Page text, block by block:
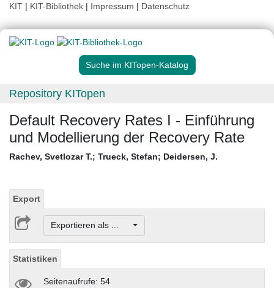
KIT | KIT-Bibliothek | Impressum | Datenschutz
Suche im KITopen-Katalog
Repository KITopen
Default Recovery Rates I - Einführung
und Modellierung der Recovery Rate
Rachev, Svetlozar T.; Trueck, Stefan; Deidersen, J.
Export
Exportieren als ...
Statistiken
Seitenaufrufe: 54